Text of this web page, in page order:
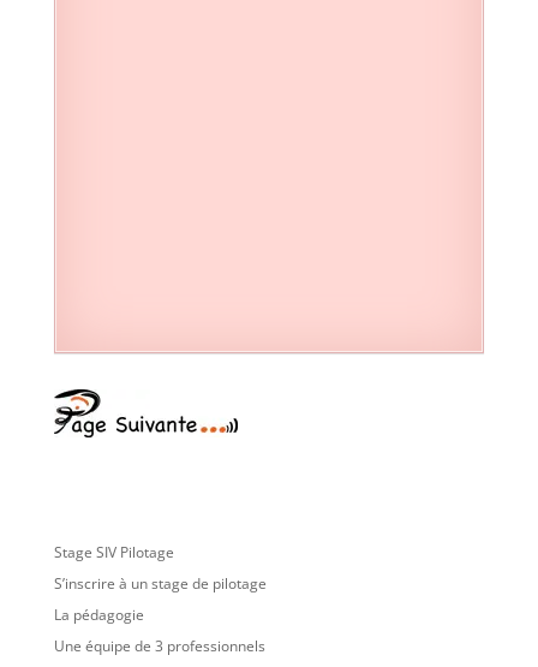
Stage SIV Pilotage
S’inscrire à un stage de pilotage
La pédagogie
Une équipe de 3 professionnels